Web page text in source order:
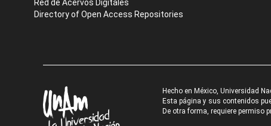
Red de Acervos Digitales
Directory of Open Access Repositories
Hecho en México, Universidad
Esta página y sus contenidos
De otra forma, requiere permiso